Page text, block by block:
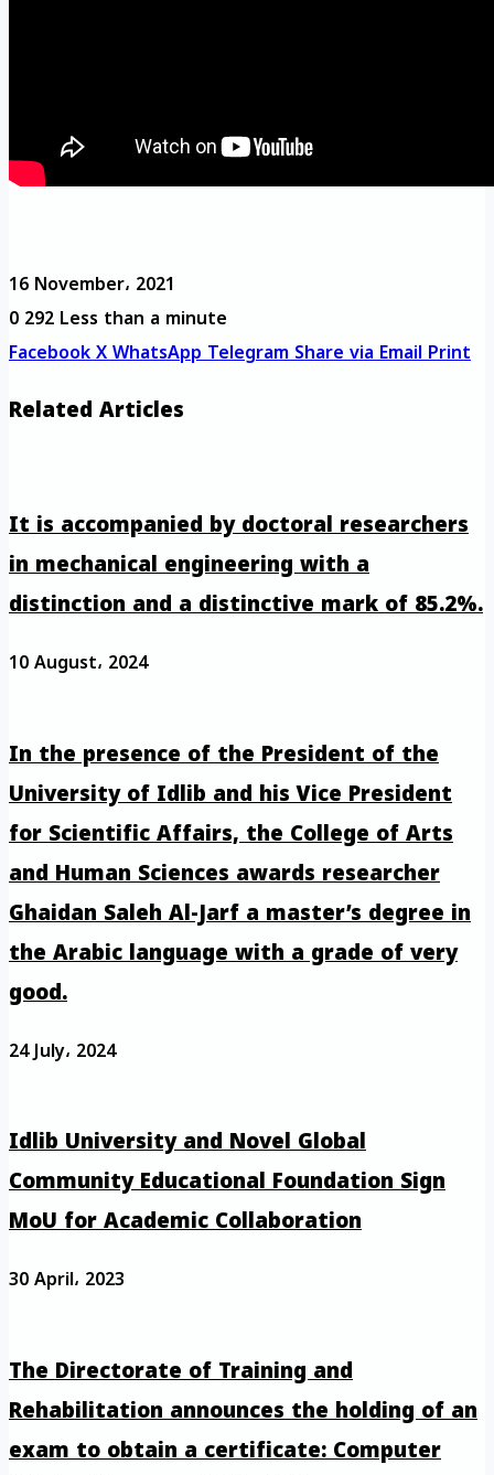
16 November، 2021
0292Less than a minute
FacebookXWhatsAppTelegramShare via EmailPrint
Related Articles
It is accompanied by doctoral researchers
in mechanical engineering with a
distinction and a distinctive mark of 85.2%.
10 August، 2024
In the presence of the President of the
University of Idlib and his Vice President
for Scientific Affairs, the College of Arts
and Human Sciences awards researcher
Ghaidan Saleh Al-Jarf a master’s degree in
the Arabic language with a grade of very
good.
24 July، 2024
Idlib University and Novel Global
Community Educational Foundation Sign
MoU for Academic Collaboration
30 April، 2023
The Directorate of Training and
Rehabilitation announces the holding of an
exam to obtain a certificate: Computer